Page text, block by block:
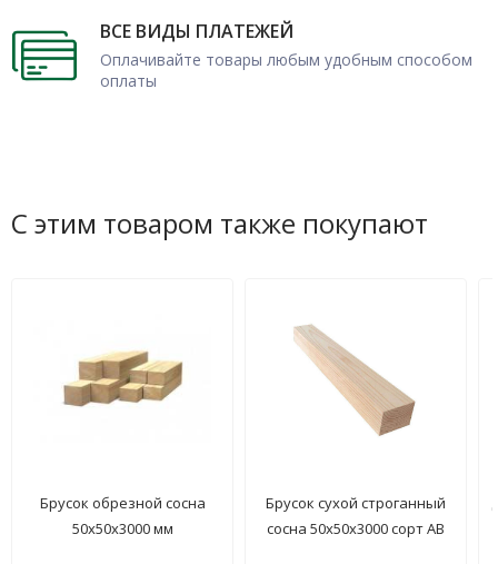
ВСЕ ВИДЫ ПЛАТЕЖЕЙ
Оплачивайте товары любым удобным способом
оплаты
С этим товаром также покупают
Брусок обрезной сосна
50х50х3000 мм
Брусок сухой строганный
сосна 50х50х3000 сорт АВ